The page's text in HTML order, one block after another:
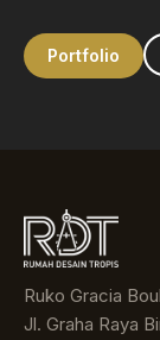
Portfolio
Ruko Gracia
Jl. Graha Raya